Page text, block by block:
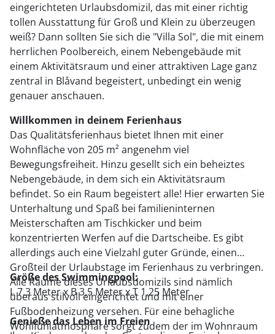
eingerichteten Urlaubsdomizil, das mit einer richtig
tollen Ausstattung für Groß und Klein zu überzeugen
weiß? Dann sollten Sie sich die "Villa Sol", die mit einem
herrlichen Poolbereich, einem Nebengebäude mit
einem Aktivitätsraum und einer attraktiven Lage ganz
zentral in Blåvand begeistert, unbedingt ein wenig
genauer anschauen.
Willkommen in deinem Ferienhaus
Das Qualitätsferienhaus bietet Ihnen mit einer
Wohnfläche von 205 m² angenehm viel
Bewegungsfreiheit. Hinzu gesellt sich ein beheiztes
Nebengebäude, in dem sich ein Aktivitätsraum
befindet. So ein Raum begeistert alle! Hier erwarten Sie
Unterhaltung und Spaß bei familieninternen
Meisterschaften am Tischkicker und beim
konzentrierten Werfen auf die Dartscheibe. Es gibt
allerdings auch eine Vielzahl guter Gründe, einen
Großteil der Urlaubstage im Ferienhaus zu verbringen.
Alle Räume dieses Urlaubsdomizils sind nämlich
überaus stilvoll eingerichtet und mit einer
Fußbodenheizung versehen. Für eine behagliche
Wohlfühlatmosphäre sorgt zudem der im Wohnraum
Größe des Swimmingpool:
L 7,3 Meter x B 3,5 Meter x T 1,25 Meter
Genieße das Leben im Freien